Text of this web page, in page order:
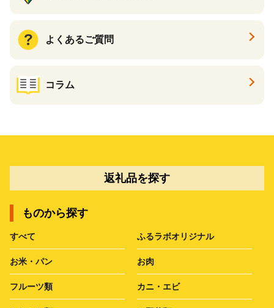
よくあるご質問
コラム
返礼品を探す
ものから探す
すべて ふるラボオリジナル
お米・パン お肉
フルーツ類 カニ・エビ